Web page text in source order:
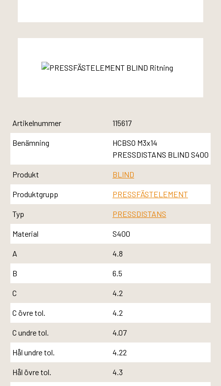
Artikelnummer 115617
Benämning
HCBSO M3x14
PRESSDISTANS BLIND S400
Produkt BLIND
Produktgrupp PRESSFÄSTELEMENT
Typ PRESSDISTANS
Material S400
A 4.8
B 6.5
C 4.2
C övre tol. 4.2
C undre tol. 4.07
Hål undre tol. 4.22
Hål övre tol. 4.3